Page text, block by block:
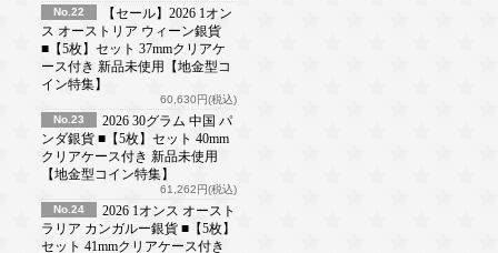
No.22
【セール】2026 1オン
ス オーストリア ウィーン銀貨
■【5枚】セット 37mmクリアケ
ース付き 新品未使用【地金型コ
イン特集】
60,630円(税込)
No.23
2026 30グラム 中国 パ
ンダ銀貨 ■【5枚】セット 40mm
クリアケース付き 新品未使用
【地金型コイン特集】
61,262円(税込)
No.24
2026 1オンス オースト
ラリア カンガルー銀貨 ■【5枚】
セット 41mmクリアケース付き